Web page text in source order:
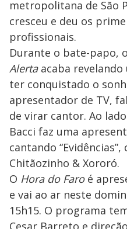
metropolitana de São
cresceu e deu os
profissionais.
Durante o bate-papo,
Alertaacaba revelando
ter conquistado o
apresentador de TV,
de virar cantor. Ao
Bacci faz uma
cantando
Chitãozinho & Xororó.
O Hora do Faroé
e vai ao ar neste
15h15. O programa
Cesar Barreto e